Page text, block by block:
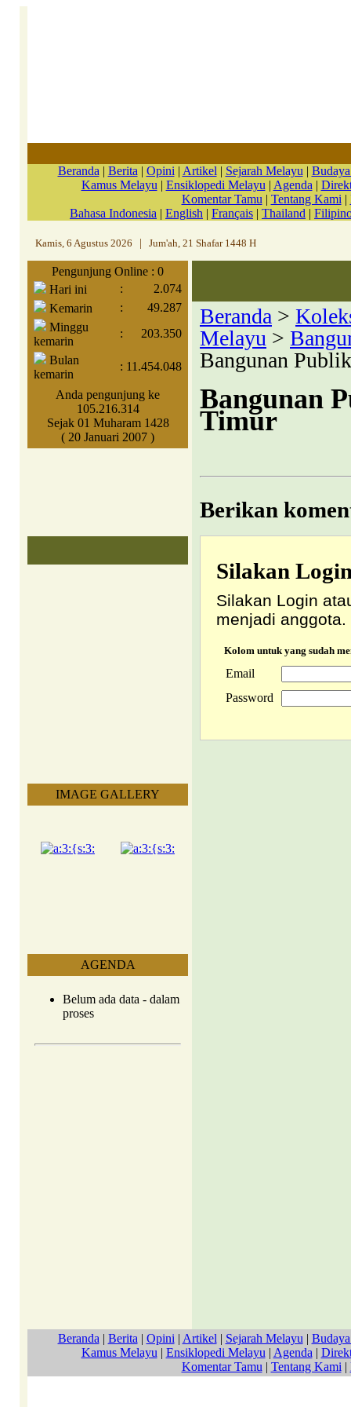
Beranda | Berita | Opini | Artikel | Sejarah Melayu |
Kamus Melayu | Ensiklopedi Melayu | Agenda |
Komentar Tamu | Tentang Kami |
Bahasa Indonesia | English | Français | Thailand |
Kamis, 6 Agustus 2026 Jum'ah, 21 Shafar 1448 H
Pengunjung Online : 0
Hari ini
:
2.074
Kemarin
:
49.287
Minggu
kemarin
:
203.350
Bulan
kemarin
: 11.454.048
Anda pengunjung ke
105.216.314
Sejak 01 Muharam 1428
( 20 Januari 2007 )
IMAGE GALLERY
AGENDA
Belum ada data - dalam
proses
Beranda >
Melayu >
Bangunan
Bangunan
Timur
Berikan
Silakan
Silakan Login
menjadi anggota.
Kolom untuk yang sudah
Email
Password
Beranda | Berita | Opini | Artikel | Sejarah Melayu |
Kamus Melayu | Ensiklopedi Melayu | Agenda |
Komentar Tamu | Tentang Kami |